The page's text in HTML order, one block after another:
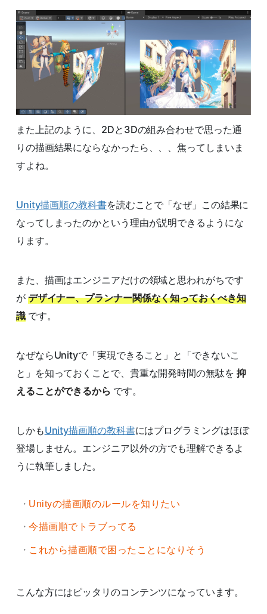
また上記のように、2Dと3Dの組み合わせで思った通
りの描画結果にならなかったら、、、焦ってしまいま
すよね。
Unity描画順の教科書を読むことで「なぜ」この結果に
なってしまったのかという理由が説明できるようにな
ります。
また、描画はエンジニアだけの領域と思われがちです
が デザイナー、プランナー関係なく知っておくべき知
識です。
なぜならUnityで「実現できること」と「できないこ
と」を知っておくことで、貴重な開発時間の無駄を 抑
えることができるから です。
しかもUnity描画順の教科書にはプログラミングはほぼ
登場しません。エンジニア以外の方でも理解できるよ
うに執筆しました。
Unityの描画順のルールを知りたい
今描画順でトラブってる
これから描画順で困ったことになりそう
こんな方にはピッタリのコンテンツになっています。